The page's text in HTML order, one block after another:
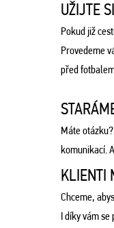
UŽIJTE
Pokud již
Provedeme
před
Máte
komunikací.
KLIENTI
Chceme,
I díky vám